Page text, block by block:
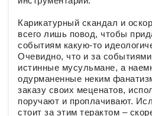
Карикатурный скандал и
всего лишь повод, чтобы
событиям какую-то
Очевидно, что и за
истинные мусульмане, а
одурманенные неким
заказу своих меценатов,
поручают и проплачивают.
стоит за этим терактом –